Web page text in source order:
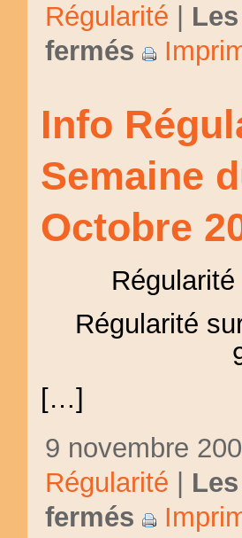
Régularité
fermés
Info
Semaine
Octobre
Régularité
[…]
9 novembre
Régularité
fermés